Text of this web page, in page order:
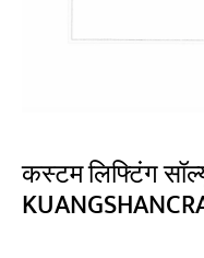
कस्टम लिफ्टिंग